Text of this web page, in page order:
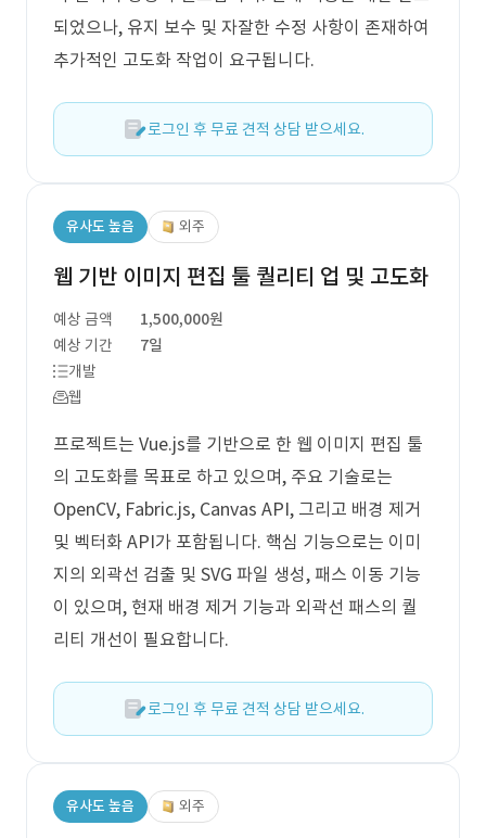
되었으나, 유지 보수 및 자잘한 수정 사항이 존재하여
추가적인 고도화 작업이 요구됩니다.
로그인 후 무료 견적 상담 받으세요.
유사도 높음 외주
웹 기반 이미지 편집 툴 퀄리티 업 및 고도화
예상 금액
1,500,000원
예상 기간
7일
개발
웹
프로젝트는 Vue.js를 기반으로 한 웹 이미지 편집 툴
의 고도화를 목표로 하고 있으며, 주요 기술로는
OpenCV, Fabric.js, Canvas API, 그리고 배경 제거
및 벡터화 API가 포함됩니다. 핵심 기능으로는 이미
지의 외곽선 검출 및 SVG 파일 생성, 패스 이동 기능
이 있으며, 현재 배경 제거 기능과 외곽선 패스의 퀄
리티 개선이 필요합니다.
로그인 후 무료 견적 상담 받으세요.
유사도 높음 외주